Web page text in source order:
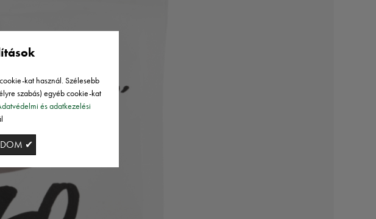
kat használ. Szélesebb
szabás) egyéb cookie-kat
és adatkezelési
✔